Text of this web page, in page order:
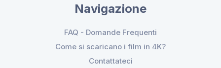
Navigazione
FAQ - Domande Frequenti
Come si scaricano i film in 4K?
Contattateci